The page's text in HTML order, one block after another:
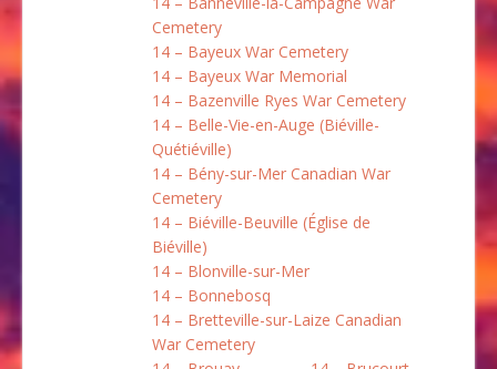
Cemetery
14 – Bayeux War Cemetery
14 – Bayeux War Memorial
14 – Bazenville Ryes War Cemetery
14 – Belle-Vie-en-Auge (Biéville-
Quétiéville)
14 – Bény-sur-Mer Canadian War
Cemetery
14 – Biéville-Beuville (Église de
Biéville)
14 – Blonville-sur-Mer
14 – Bonnebosq
14 – Bretteville-sur-Laize Canadian
War Cemetery